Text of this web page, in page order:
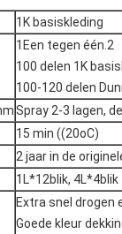
1K basiskleding
1Een tegen één.2
100 delen 1K
100-120 delen
Spray 2-3 lagen,
15 min ((20oC)
2 jaar in de
1L*12blik, 4L*4blik
Extra snel drogen
Goede kleur